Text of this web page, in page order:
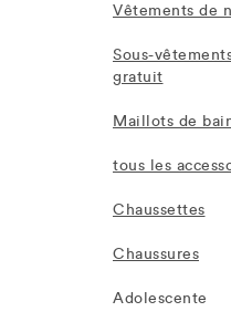
Vêtements de
Sous-
gratuit
Maillots de
tous les
Chaussettes
Chaussures
Adolescente